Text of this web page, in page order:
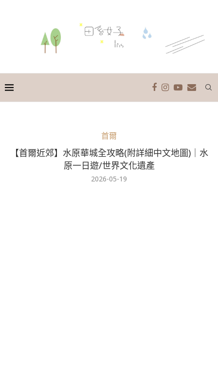
首爾
【首爾近郊】水原華城全攻略(附詳細中文地圖)｜水
原一日遊/世界文化遺產
2026-05-19